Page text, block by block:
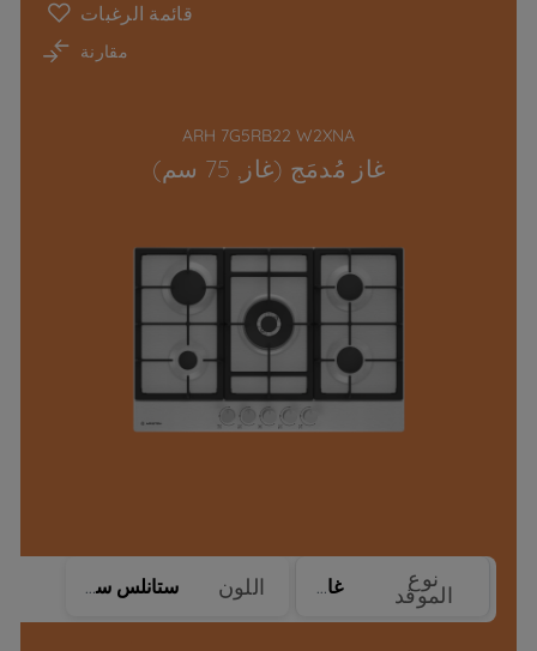
قائمة الرغبات
مقارنة
ARH 7G5RB22 W2XNA
غاز مُدمَج (غاز, 75 سم)
نوع
الموقد غاز اللون ستانلس ستيل